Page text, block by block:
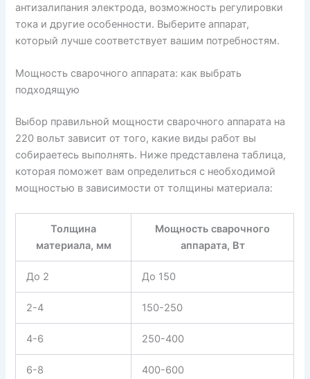
антизалипания электрода, возможность регулировки
тока и другие особенности. Выберите аппарат,
который лучше соответствует вашим потребностям.
Мощность сварочного аппарата: как выбрать
подходящую
Выбор правильной мощности сварочного аппарата на
220 вольт зависит от того, какие виды работ вы
собираетесь выполнять. Ниже представлена таблица,
которая поможет вам определиться с необходимой
мощностью в зависимости от толщины материала:
Толщина
материала, мм
Мощность сварочного
аппарата, Вт
До 2 До 150
2-4 150-250
4-6 250-400
6-8 400-600